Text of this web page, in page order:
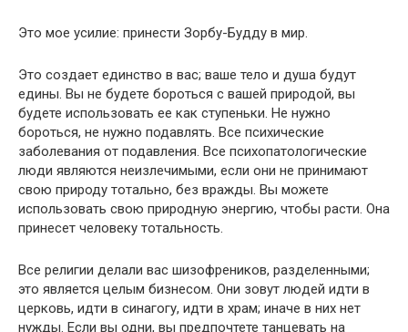
Это мое усилие: принести Зорбу-Будду в мир.
Это создает единство в вас; ваше тело и душа будут
едины. Вы не будете бороться с вашей природой, вы
будете использовать ее как ступеньки. Не нужно
бороться, не нужно подавлять. Все психические
заболевания от подавления. Все психопатологические
люди являются неизлечимыми, если они не принимают
свою природу тотально, без вражды. Вы можете
использовать свою природную энергию, чтобы расти. Она
принесет человеку тотальность.
Все религии делали вас шизофреников, разделенными;
это является целым бизнесом. Они зовут людей идти в
церковь, идти в синагогу, идти в храм; иначе в них нет
нужды. Если вы одни, вы предпочтете танцевать на